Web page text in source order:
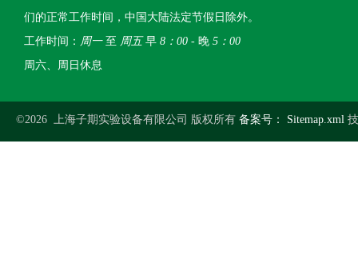
们的正常工作时间，中国大陆法定节假日除外。
工作时间： 周一至 周五早 8：00 - 晚 5：00
周六、周日休息
©2026 上海子期实验设备有限公司 版权所有 备案号： Sitemap.xml